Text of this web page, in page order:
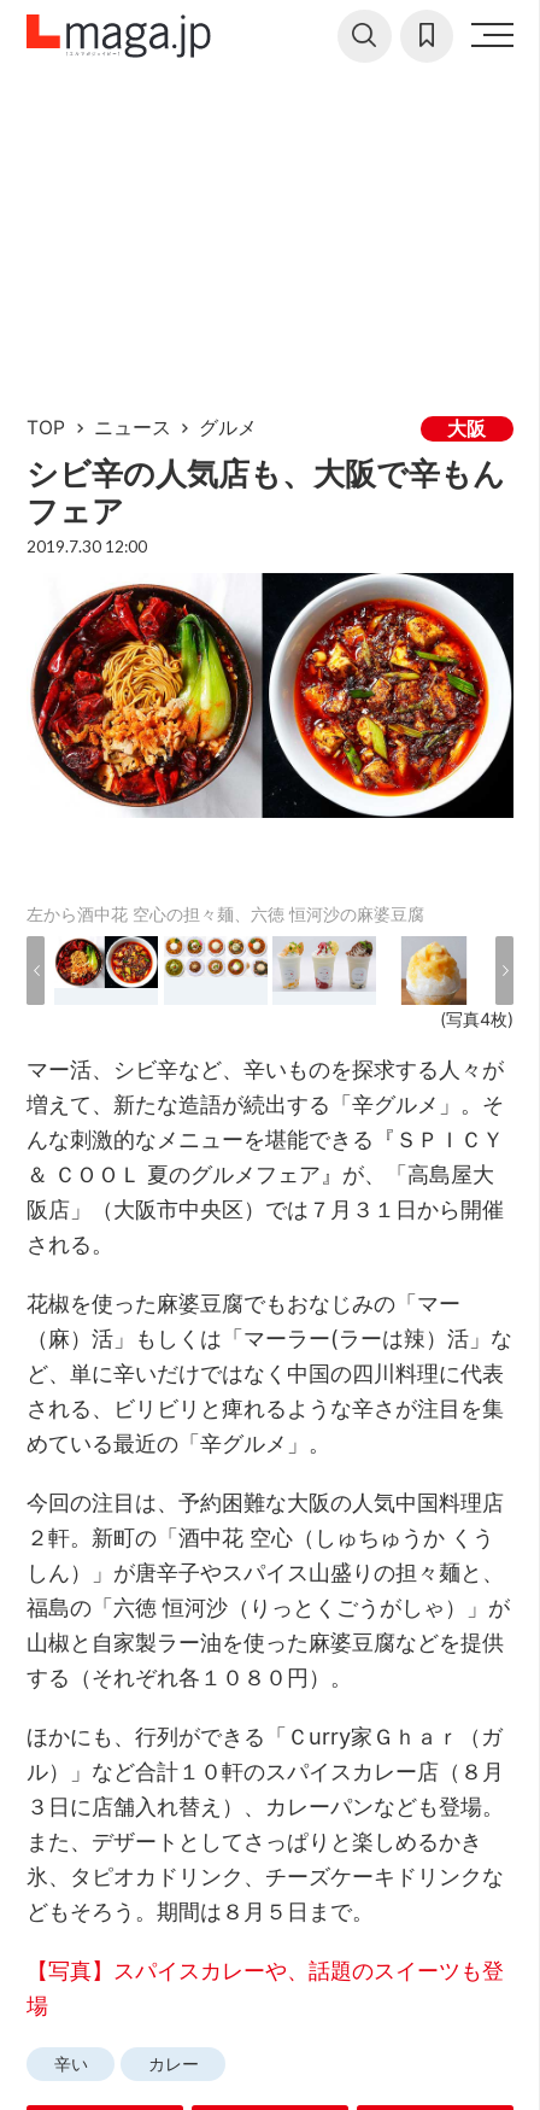
TOP ニュース グルメ 大阪
シビ辛の人気店も、大阪で辛もん
フェア
2019.7.30 12:00
左から酒中花 空心の担々麺、六徳 恒河沙の麻婆豆腐
(写真4枚)
マー活、シビ辛など、辛いものを探求する人々が
増えて、新たな造語が続出する「辛グルメ」。そ
んな刺激的なメニューを堪能できる『ＳＰＩＣＹ
＆ ＣＯＯＬ 夏のグルメフェア』が、「高島屋大
阪店」（大阪市中央区）では７月３１日から開催
される。
花椒を使った麻婆豆腐でもおなじみの「マー
（麻）活」もしくは「マーラー(ラーは辣）活」な
ど、単に辛いだけではなく中国の四川料理に代表
される、ビリビリと痺れるような辛さが注目を集
めている最近の「辛グルメ」。
今回の注目は、予約困難な大阪の人気中国料理店
２軒。新町の「酒中花 空心（しゅちゅうか くう
しん）」が唐辛子やスパイス山盛りの担々麺と、
福島の「六徳 恒河沙（りっとくごうがしゃ）」が
山椒と自家製ラー油を使った麻婆豆腐などを提供
する（それぞれ各１０８０円）。
ほかにも、行列ができる「Ｃurry家Ｇｈａｒ（ガ
ル）」など合計１０軒のスパイスカレー店（８月
３日に店舗入れ替え）、カレーパンなども登場。
また、デザートとしてさっぱりと楽しめるかき
氷、タピオカドリンク、チーズケーキドリンクな
どもそろう。期間は８月５日まで。
【写真】スパイスカレーや、話題のスイーツも登
場
辛い カレー